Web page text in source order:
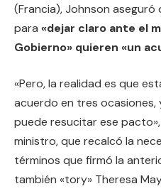
(Francia), Johnson
para «dejar claro ante el
Gobierno» quieren «un
«Pero, la realidad es que
acuerdo en tres ocasiones,
puede resucitar ese
ministro, que recalcó la
términos que firmó la
también «tory» Theresa